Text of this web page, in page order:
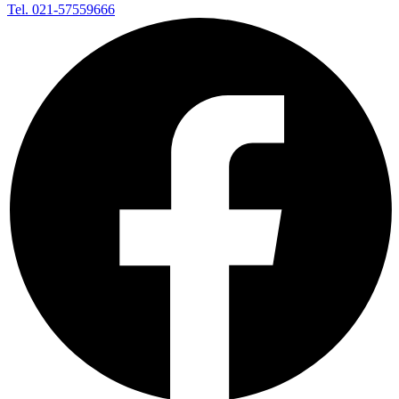
Tel. 021-57559666